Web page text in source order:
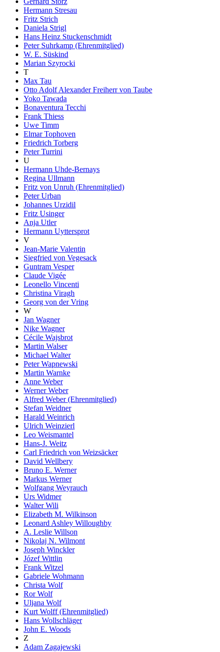
Hermann Stresau
Fritz Strich
Daniela Strigl
Hans Heinz Stuckenschmidt
Peter Suhrkamp (Ehrenmitglied)
W. E. Süskind
Marian Szyrocki
T
Max Tau
Otto Adolf Alexander Freiherr von Taube
Yoko Tawada
Bonaventura Tecchi
Frank Thiess
Uwe Timm
Elmar Tophoven
Friedrich Torberg
Peter Turrini
U
Hermann Uhde-Bernays
Regina Ullmann
Fritz von Unruh (Ehrenmitglied)
Peter Urban
Johannes Urzidil
Fritz Usinger
Anja Utler
Hermann Uyttersprot
V
Jean-Marie Valentin
Siegfried von Vegesack
Guntram Vesper
Claude Vigée
Leonello Vincenti
Christina Viragh
Georg von der Vring
W
Jan Wagner
Nike Wagner
Cécile Wajsbrot
Martin Walser
Michael Walter
Peter Wapnewski
Martin Warnke
Anne Weber
Werner Weber
Alfred Weber (Ehrenmitglied)
Stefan Weidner
Harald Weinrich
Ulrich Weinzierl
Leo Weismantel
Hans-J. Weitz
Carl Friedrich von Weizsäcker
David Wellbery
Bruno E. Werner
Markus Werner
Wolfgang Weyrauch
Urs Widmer
Walter Wili
Elizabeth M. Wilkinson
Leonard Ashley Willoughby
A. Leslie Willson
Nikolaj N. Wilmont
Joseph Winckler
Józef Wittlin
Frank Witzel
Gabriele Wohmann
Christa Wolf
Ror Wolf
Uljana Wolf
Kurt Wolff (Ehrenmitglied)
Hans Wollschläger
John E. Woods
Z
Adam Zagajewski